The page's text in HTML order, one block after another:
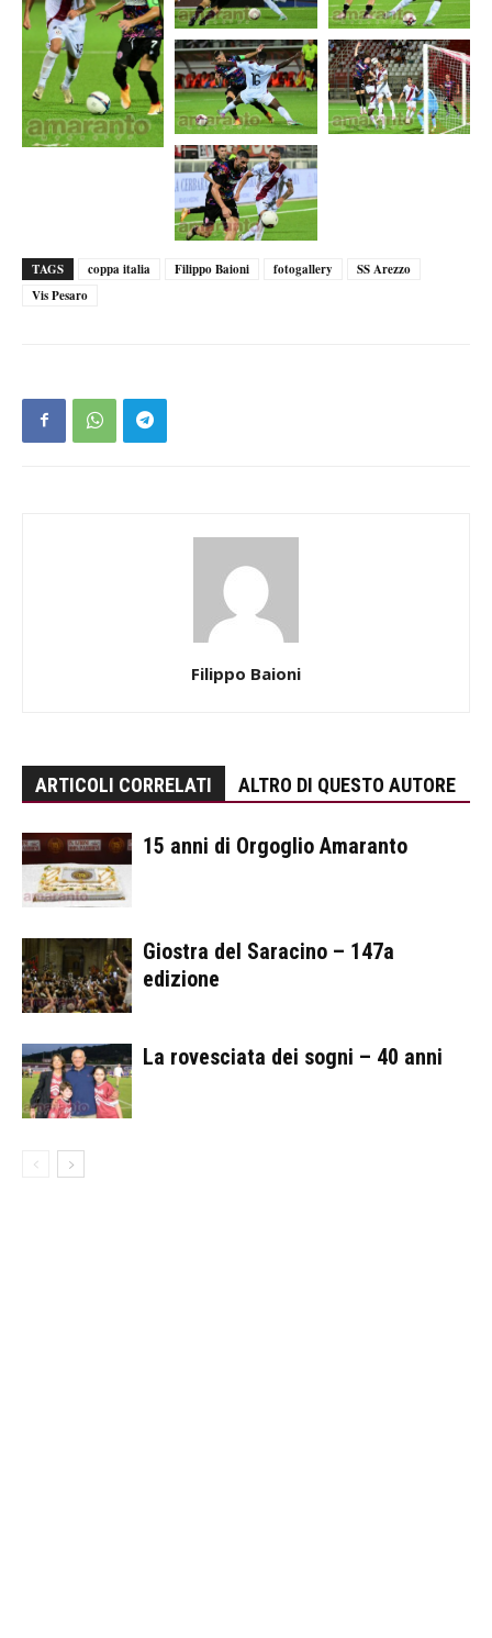
TAGS coppa italia Filippo Baioni fotogallery
SS Arezzo
Vis Pesaro
Filippo Baioni
ARTICOLI CORRELATI ALTRO DI QUESTO AUTORE
15 anni di Orgoglio Amaranto
Giostra del Saracino – 147a
edizione
La rovesciata dei sogni – 40 anni